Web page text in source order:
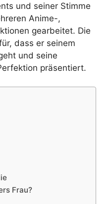
und seiner Stimme
Anime-,
gearbeitet. Die
dass er seinem
und seine
präsentiert.
Frau?